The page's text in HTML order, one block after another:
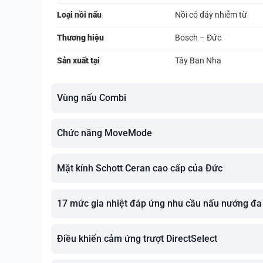
Loại nồi nấu Nồi có đáy nhiễm từ
Thương hiệu Bosch – Đức
Sản xuất tại Tây Ban Nha
Vùng nấu Combi
Chức năng MoveMode
Mặt kính Schott Ceran cao cấp của Đức
17 mức gia nhiệt đáp ứng nhu cầu nấu nướng
Điều khiển cảm ứng trượt DirectSelect